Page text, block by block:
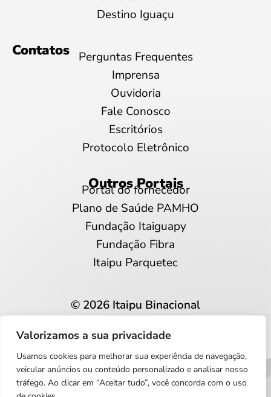
Valorizamos a sua privacidade
Usamos cookies para melhorar sua experiência de navegação,
veicular anúncios ou conteúdo personalizado e analisar nosso
tráfego. Ao clicar em “Aceitar tudo”, você concorda com o uso
Destino Iguaçu
Contatos
Perguntas Frequentes
Imprensa
Ouvidoria
Fale Conosco
Escritórios
Protocolo Eletrônico
Outros Portais
Portal do fornecedor
Plano de Saúde PAMHO
Fundação Itaiguapy
Fundação Fibra
Itaipu Parquetec
© 2026 Itaipu Binacional
Privacidade e proteção de dados
Português